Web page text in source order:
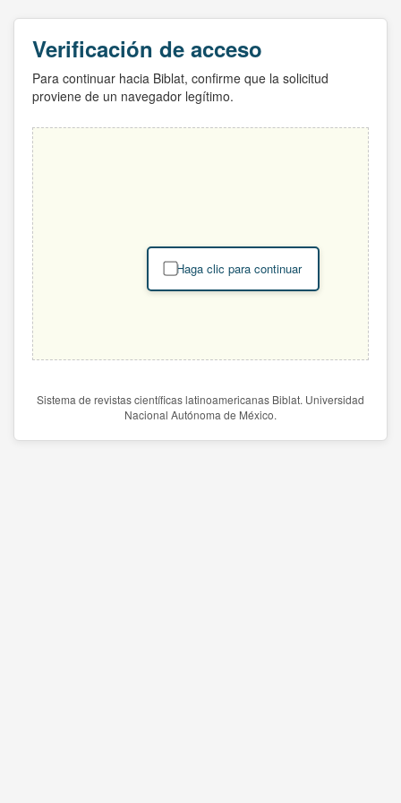
Verificación de acceso
Para continuar hacia Biblat, confirme que la solicitud
proviene de un navegador legítimo.
Haga clic para continuar
Sistema de revistas científicas latinoamericanas Biblat. Universidad
Nacional Autónoma de México.